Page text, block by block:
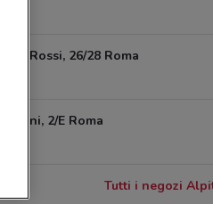
De Rossi, 26/28 Roma
2/E Roma
Tutti i negozi